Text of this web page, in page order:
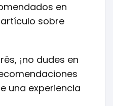
en
sobre
¡no dudes en
una experiencia